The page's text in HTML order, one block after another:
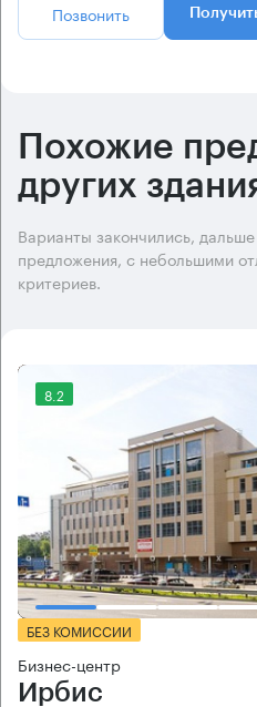
Позвонить
Похожие
других
Варианты закончились,
предложения, с небольшими
критериев.
8.2
БЕЗ КОМИССИИ
Бизнес-центр
Ирбис